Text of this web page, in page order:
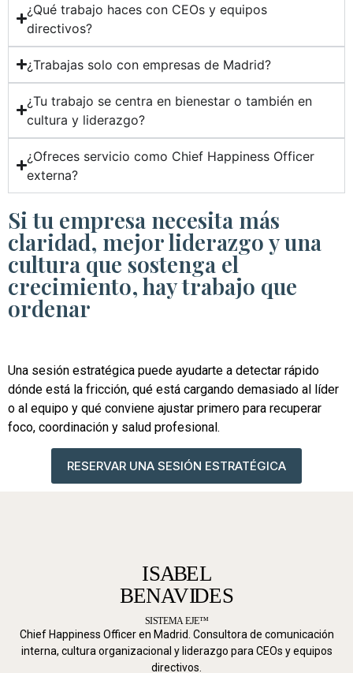
¿Qué trabajo haces con CEOs y equipos
directivos?
¿Trabajas solo con empresas de Madrid?
¿Tu trabajo se centra en bienestar o también en
cultura y liderazgo?
¿Ofreces servicio como Chief Happiness Officer
externa?
Si tu empresa necesita más
claridad, mejor liderazgo y una
cultura que sostenga el
crecimiento, hay trabajo que
ordenar
Una sesión estratégica puede ayudarte a detectar rápido
dónde está la fricción, qué está cargando demasiado al líder
o al equipo y qué conviene ajustar primero para recuperar
foco, coordinación y salud profesional.
RESERVAR UNA SESIÓN ESTRATÉGICA
Chief Happiness Officer en Madrid. Consultora de comunicación
interna, cultura organizacional y liderazgo para CEOs y equipos
directivos.